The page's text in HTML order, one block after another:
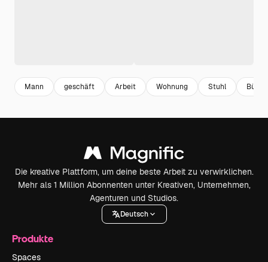
Mann geschäft Arbeit Wohnung Stuhl Büro
Die kreative Plattform, um deine beste Arbeit zu verwirklichen.
Mehr als 1 Million Abonnenten unter Kreativen, Unternehmen,
Agenturen und Studios.
Deutsch
Produkte
Spaces